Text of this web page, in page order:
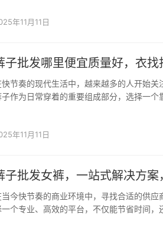
年11月11日
子批发哪里便宜质量好，衣
快节奏的现代生活中，越来越多的人开始
子作为日常穿着的重要组成部分，选择一
年11月11日
子批发女裤，一站式解决方
当今快节奏的商业环境中，寻找合适的供
一个专业、高效的平台，不仅能节省时间